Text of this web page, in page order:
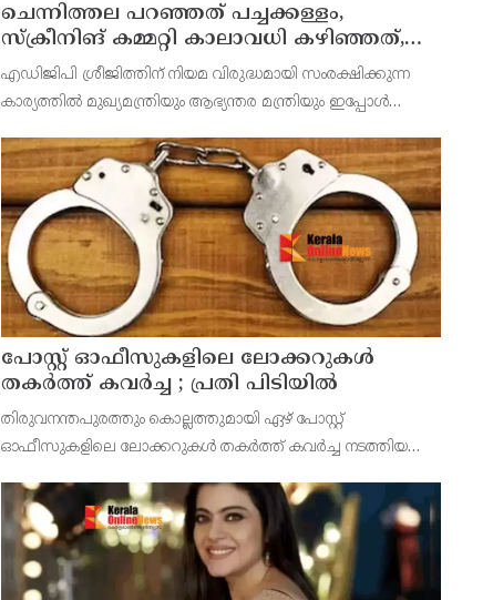
ചെന്നിത്തല പറഞ്ഞത് പച്ചക്കള്ളം,
സ്‌ക്രീനിങ് കമ്മറ്റി കാലാവധി കഴിഞ്ഞത്,
തെറിക്കുമോ മന്ത്രിയുടെയും കസേര ?
എഡിജിപി ശ്രീജിത്തിന് നിയമ വിരുദ്ധമായി സംരക്ഷിക്കുന്ന
കാര്യത്തിൽ മുഖ്യമന്ത്രിയും ആഭ്യന്തര മന്ത്രിയും ഇപ്പോൾ
ഹൈക്കോടതിയുടെ പരാമർശം ഉണ്ടാകാനുള്ള സാധ
പോസ്റ്റ് ഓഫീസുകളിലെ ലോക്കറുകൾ
തകർത്ത് കവർച്ച ; പ്രതി പിടിയിൽ
തിരുവനന്തപുരത്തും കൊല്ലത്തുമായി ഏഴ് പോസ്റ്റ്
ഓഫീസുകളിലെ ലോക്കറുകൾ തകർത്ത് കവർച്ച നടത്തിയ
കടയ്ക്കൽ പൊലീസ് എറണാകുളത്തു നിന്ന് അറസ്റ്റ് ചെയ്തത്.
കടയ്ക